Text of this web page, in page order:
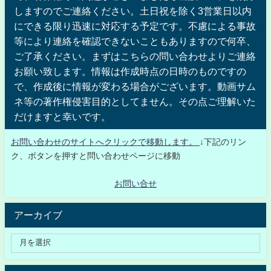
しますのでご連絡ください。土日祝を除く3営業日以内
にできる限り迅速に対応する予定です。不慮による事故
等により連絡を確認できないこともありますので何卒、
ご了承ください。まずはこちらの問い合わせよりご連絡
お願い致します。情報は作成時点の日時のものですの
で、作成後に情報が変わる場合がございます。動画サム
ネ等の著作権侵害目的としてません。その点ご理解いた
だけますと幸いです。
お問い合わせのサイトへクリックで移動します。
↓下記のリン
ク、ボタンを押すと問い合わせページに移動
お問い合せ
アーカイブ